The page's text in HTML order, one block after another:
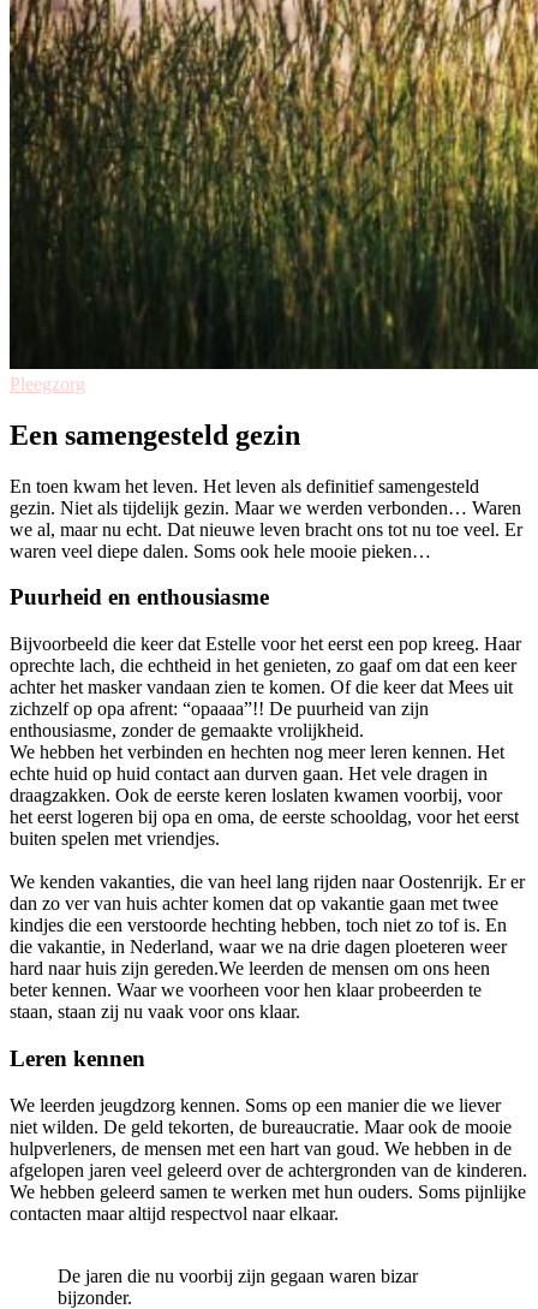
Pleegzorg
Een samengesteld gezin
En toen kwam het leven. Het leven als definitief samengesteld
gezin. Niet als tijdelijk gezin. Maar we werden verbonden… Waren
we al, maar nu echt. Dat nieuwe leven bracht ons tot nu toe veel. Er
waren veel diepe dalen. Soms ook hele mooie pieken…
Puurheid en enthousiasme
Bijvoorbeeld die keer dat Estelle voor het eerst een pop kreeg. Haar
oprechte lach, die echtheid in het genieten, zo gaaf om dat een keer
achter het masker vandaan zien te komen. Of die keer dat Mees uit
zichzelf op opa afrent: “opaaaa”!! De puurheid van zijn
enthousiasme, zonder de gemaakte vrolijkheid.
We hebben het verbinden en hechten nog meer leren kennen. Het
echte huid op huid contact aan durven gaan. Het vele dragen in
draagzakken. Ook de eerste keren loslaten kwamen voorbij, voor
het eerst logeren bij opa en oma, de eerste schooldag, voor het eerst
buiten spelen met vriendjes.
We kenden vakanties, die van heel lang rijden naar Oostenrijk. Er er
dan zo ver van huis achter komen dat op vakantie gaan met twee
kindjes die een verstoorde hechting hebben, toch niet zo tof is. En
die vakantie, in Nederland, waar we na drie dagen ploeteren weer
hard naar huis zijn gereden.We leerden de mensen om ons heen
beter kennen. Waar we voorheen voor hen klaar probeerden te
staan, staan zij nu vaak voor ons klaar.
Leren kennen
We leerden jeugdzorg kennen. Soms op een manier die we liever
niet wilden. De geld tekorten, de bureaucratie. Maar ook de mooie
hulpverleners, de mensen met een hart van goud. We hebben in de
afgelopen jaren veel geleerd over de achtergronden van de kinderen.
We hebben geleerd samen te werken met hun ouders. Soms pijnlijke
contacten maar altijd respectvol naar elkaar.
De jaren die nu voorbij zijn gegaan waren bizar
bijzonder.